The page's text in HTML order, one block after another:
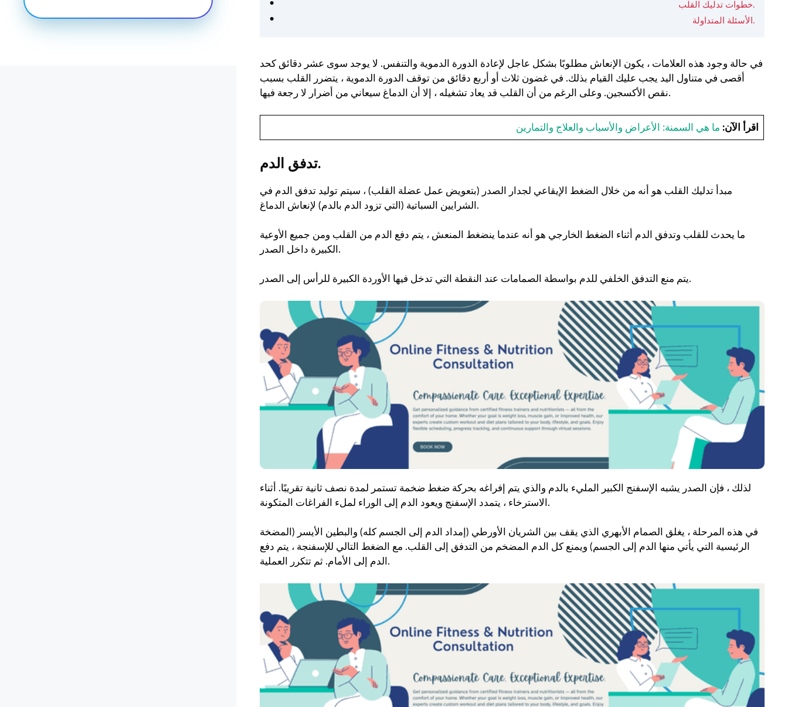
خطوات تدليك القلب.
الأسئلة المتداولة.
في حالة وجود هذه العلامات ، يكون الإنعاش مطلوبًا بشكل عاجل لإعادة الدورة الدموية والتنفس. لا يوجد سوى عشر دقائق كحد
أقصى في متناول اليد يجب عليك القيام بذلك. في غضون ثلاث أو أربع دقائق من توقف الدورة الدموية ، يتضرر القلب بسبب
نقص الأكسجين. وعلى الرغم من أن القلب قد يعاد تشغيله ، إلا أن الدماغ سيعاني من أضرار لا رجعة فيها.
اقرأ الآن: ما هي السمنة: الأعراض والأسباب والعلاج والتمارين
تدفق الدم.
مبدأ تدليك القلب هو أنه من خلال الضغط الإيقاعي لجدار الصدر (بتعويض عمل عضلة القلب) ، سيتم توليد تدفق الدم في
الشرايين السباتية (التي تزود الدم بالدم) لإنعاش الدماغ.
ما يحدث للقلب وتدفق الدم أثناء الضغط الخارجي هو أنه عندما ينضغط المنعش ، يتم دفع الدم من القلب ومن جميع الأوعية
الكبيرة داخل الصدر.
يتم منع التدفق الخلفي للدم بواسطة الصمامات عند النقطة التي تدخل فيها الأوردة الكبيرة للرأس إلى الصدر.
لذلك ، فإن الصدر يشبه الإسفنج الكبير المليء بالدم والذي يتم إفراغه بحركة ضغط ضخمة تستمر لمدة نصف ثانية تقريبًا. أثناء
الاسترخاء ، يتمدد الإسفنج ويعود الدم إلى الوراء لملء الفراغات المتكونة.
في هذه المرحلة ، يغلق الصمام الأبهري الذي يقف بين الشريان الأورطي (إمداد الدم إلى الجسم كله) والبطين الأيسر (المضخة
الرئيسية التي يأتي منها الدم إلى الجسم) ويمنع كل الدم المضخم من التدفق إلى القلب. مع الضغط التالي للإسفنجة ، يتم دفع
الدم إلى الأمام. ثم تتكرر العملية.